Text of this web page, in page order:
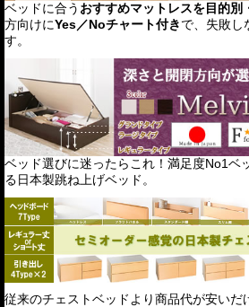
ベッドに合う おすすめマットレスを目的別
方向けにYes／Noチャート付き で、失敗し
す。
ベッド選びに迷ったらこれ！満足度No1ベ
る日本製跳ね上げベッド。
従来のチェストベッドより商品代が安いだ